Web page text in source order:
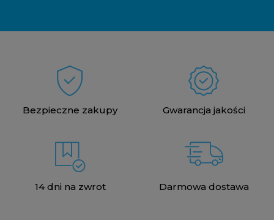
Bezpieczne zakupy Gwarancja jakości
14 dni na zwrot Darmowa dostawa